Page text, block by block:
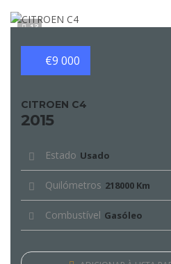
13
€9 000
CITROEN C4
2015
Estado Usado
Quilómetros 218000 Km
Combustível Gasóleo